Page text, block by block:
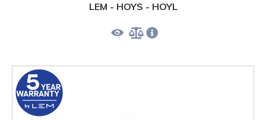
LEM - HOYS - HOYL